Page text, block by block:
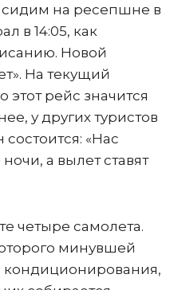
сидим на ресепшне в
в 14:05, как
Новой
На текущий
этот рейс значится
у других туристов
«Нас
а вылет ставят
четыре самолета.
минувшей
кондиционирования,